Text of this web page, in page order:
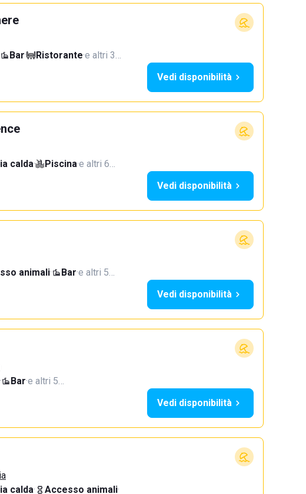
Bar· Ristorante·e altri 3…
Vedi disponibilità
calda· Piscina·e altri 6…
Vedi disponibilità
animali· Bar·e altri 5…
Vedi disponibilità
· Bar·e altri 5…
Vedi disponibilità
calda· Accesso animali·